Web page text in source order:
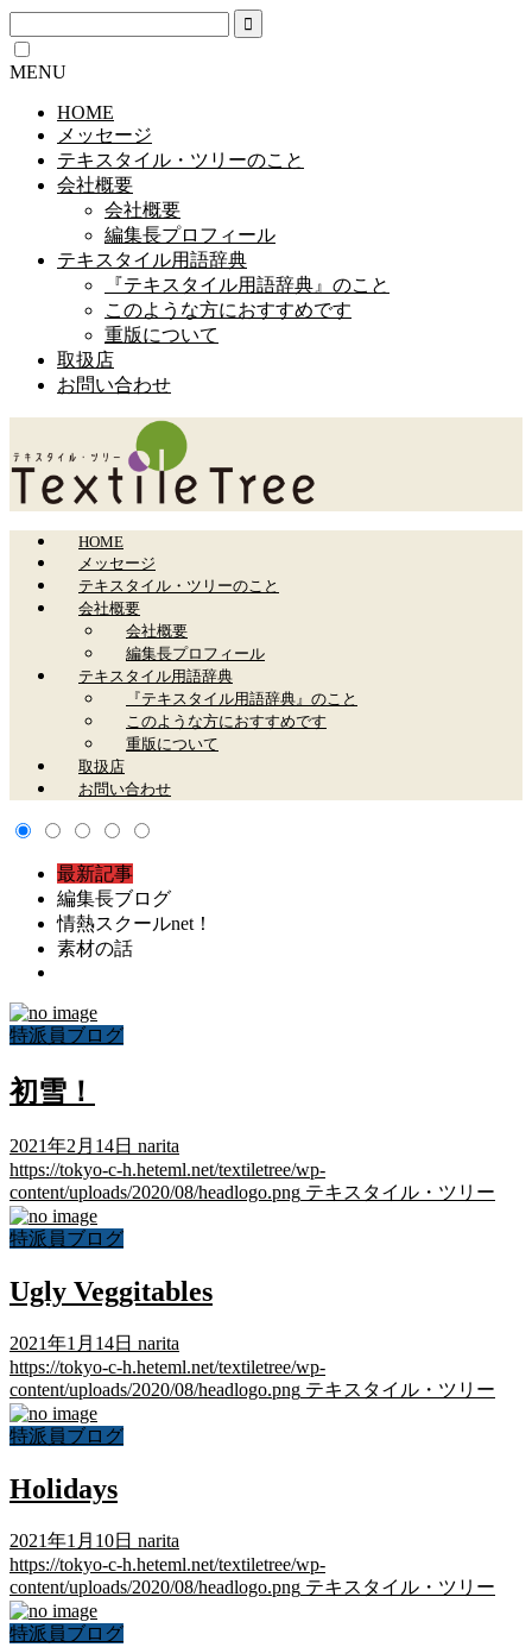
MENU
HOME
メッセージ
テキスタイル・ツリーのこと
会社概要
会社概要
編集長プロフィール
テキスタイル用語辞典
『テキスタイル用語辞典』のこと
このような方におすすめです
重版について
取扱店
お問い合わせ
HOME
メッセージ
テキスタイル・ツリーのこと
会社概要
会社概要
編集長プロフィール
テキスタイル用語辞典
『テキスタイル用語辞典』のこと
このような方におすすめです
重版について
取扱店
お問い合わせ
最新記事
編集長ブログ
情熱スクールnet！
素材の話
特派員ブログ
初雪！
2021年2月14日 narita
https://tokyo-c-h.heteml.net/textiletree/wp-
content/uploads/2020/08/headlogo.png テキスタイル・ツリー
特派員ブログ
Ugly Veggitables
2021年1月14日 narita
https://tokyo-c-h.heteml.net/textiletree/wp-
content/uploads/2020/08/headlogo.png テキスタイル・ツリー
特派員ブログ
Holidays
2021年1月10日 narita
https://tokyo-c-h.heteml.net/textiletree/wp-
content/uploads/2020/08/headlogo.png テキスタイル・ツリー
特派員ブログ